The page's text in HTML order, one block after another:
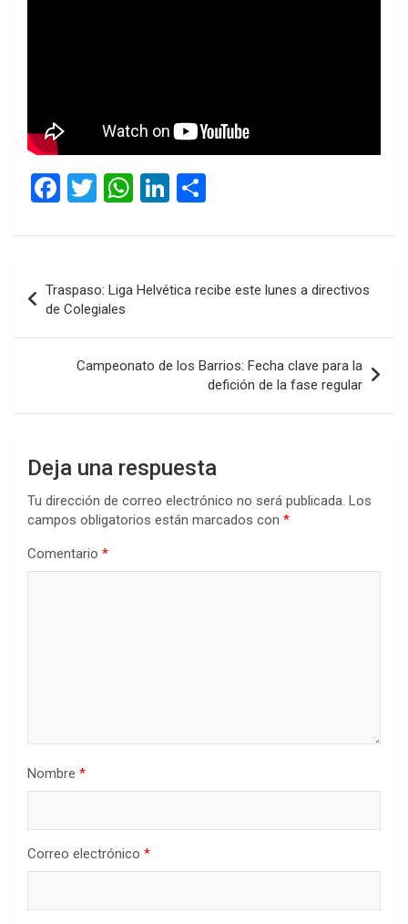
F
ce
o
o
T
tt
er
W
at
s
A
p
p
Li
ke
dI
n
m
p
ar
tir
de
entradas
Traspaso: Liga Helvética recibe este lunes a directivos
de Colegiales
Campeonato de los Barrios: Fecha clave para la
defición de la fase regular
Deja una respuesta
Tu dirección de correo electrónico no será publicada. Los
campos obligatorios están marcados con *
Comentario *
Nombre *
Correo electrónico *